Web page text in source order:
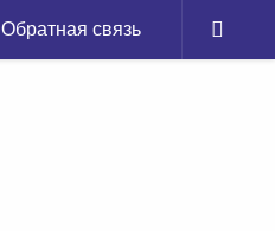
Обратная связь